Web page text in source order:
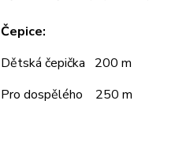
Čepice:
Dětská čepička 200 m
Pro dospělého 250 m